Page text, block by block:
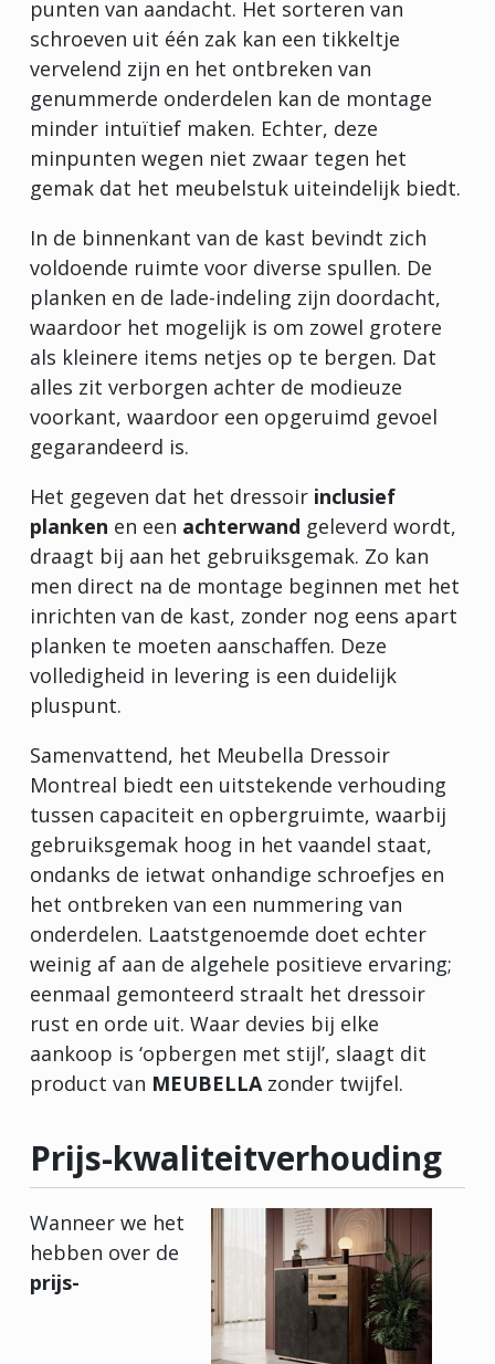
punten van aandacht. Het sorteren van
schroeven uit één zak kan een tikkeltje
vervelend zijn en het ontbreken van
genummerde onderdelen kan de montage
minder intuïtief maken. Echter, deze
minpunten wegen niet zwaar tegen het
gemak dat het meubelstuk uiteindelijk biedt.
In de binnenkant van de kast bevindt zich
voldoende ruimte voor diverse spullen. De
planken en de lade-indeling zijn doordacht,
waardoor het mogelijk is om zowel grotere
als kleinere items netjes op te bergen. Dat
alles zit verborgen achter de modieuze
voorkant, waardoor een opgeruimd gevoel
gegarandeerd is.
Het gegeven dat het dressoir inclusief
planken en een achterwand geleverd wordt,
draagt bij aan het gebruiksgemak. Zo kan
men direct na de montage beginnen met het
inrichten van de kast, zonder nog eens apart
planken te moeten aanschaffen. Deze
volledigheid in levering is een duidelijk
pluspunt.
Samenvattend, het Meubella Dressoir
Montreal biedt een uitstekende verhouding
tussen capaciteit en opbergruimte, waarbij
gebruiksgemak hoog in het vaandel staat,
ondanks de ietwat onhandige schroefjes en
het ontbreken van een nummering van
onderdelen. Laatstgenoemde doet echter
weinig af aan de algehele positieve ervaring;
eenmaal gemonteerd straalt het dressoir
rust en orde uit. Waar devies bij elke
aankoop is ‘opbergen met stijl’, slaagt dit
product van MEUBELLA zonder twijfel.
Prijs-kwaliteitverhouding
Wanneer we het
hebben over de
prijs-